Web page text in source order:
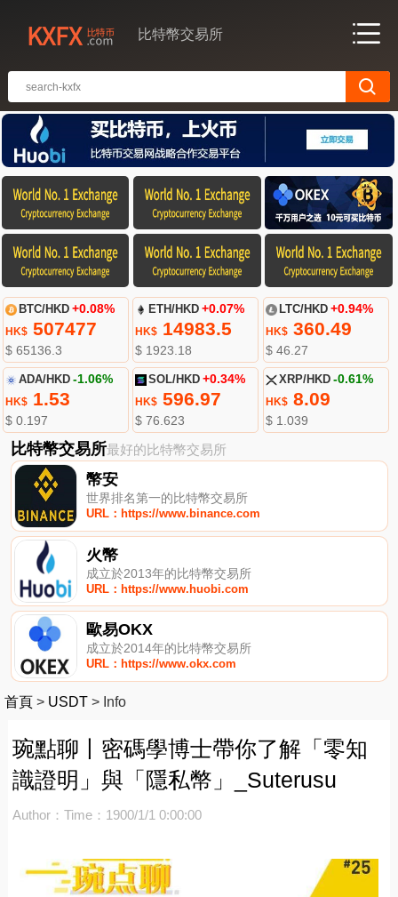
比特幣交易所
BTC/HKD +0.08%
HK$507477
$ 65136.3
ETH/HKD +0.07%
HK$ 14983.5
$ 1923.18
LTC/HKD +0.94%
HK$360.49
$ 46.27
ADA/HKD -1.06%
HK$1.53
$ 0.197
SOL/HKD +0.34%
HK$ 596.97
$ 76.623
XRP/HKD -0.61%
HK$8.09
$ 1.039
比特幣交易所最好的比特幣交易所
幣安
世界排名第一的比特幣交易所
URL：https://www.binance.com
火幣
成立於2013年的比特幣交易所
URL：https://www.huobi.com
歐易OKX
成立於2014年的比特幣交易所
URL：https://www.okx.com
首頁 > USDT > Info
琬點聊丨密碼學博士帶你了解「零知
識證明」與「隱私幣」_Suterusu
Author： Time：1900/1/1 0:00:00